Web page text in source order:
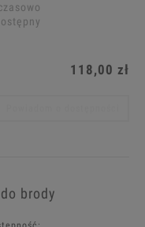
118,00 zł
brody